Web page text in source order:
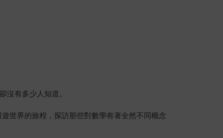
沒有多少人知道。
世界的旅程，探訪那些對數學有著全然不同概念